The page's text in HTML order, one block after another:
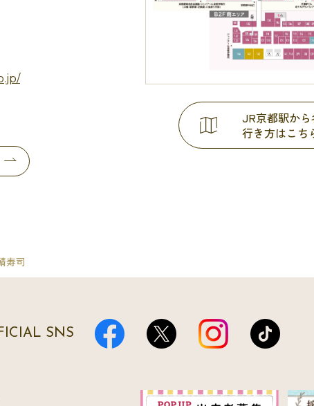
JR京都駅か
行き方はこち
寿司
SNS